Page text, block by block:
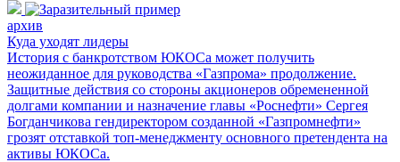
архив
Куда уходят лидеры
История с банкротством ЮКОСа может получить
неожиданное для руководства «Газпрома» продолжение.
Защитные действия со стороны акционеров обремененной
долгами компании и назначение главы «Роснефти» Сергея
Богданчикова гендиректором созданной «Газпромнефти»
грозят отставкой топ-менеджменту основного претендента на
активы ЮКОСа.